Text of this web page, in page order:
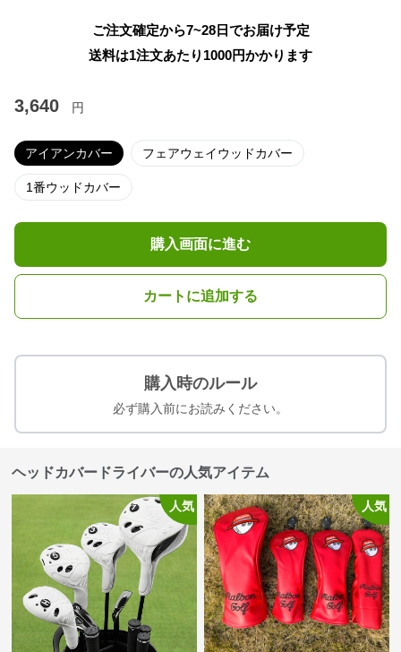
ご注文確定から7~28日でお届け予定
送料は1注文あたり 1000円かかります
3,640 円
アイアンカバー フェアウェイウッドカバー
1番ウッドカバー
購入画面に進む
カートに追加する
購入時のルール
必ず購入前にお読みください。
ヘッドカバードライバーの人気アイテム
人気 人気